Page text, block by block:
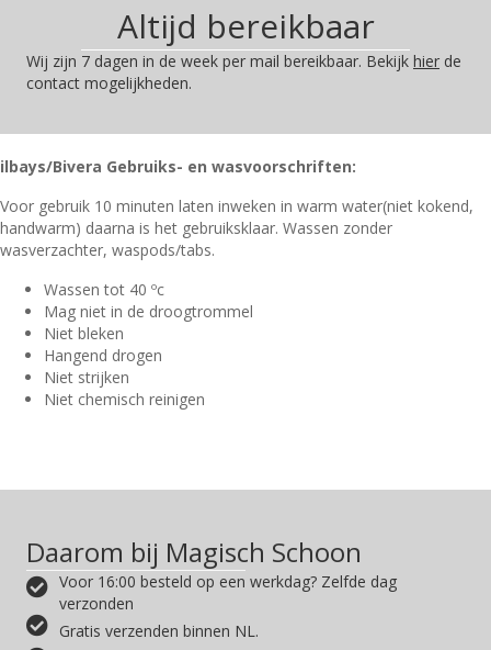
Altijd bereikbaar
Wij zijn 7 dagen in de week per mail bereikbaar. Bekijk hier de
contact mogelijkheden.
ilbays/Bivera Gebruiks- en wasvoorschriften:
Voor gebruik 10 minuten laten inweken in warm water(niet kokend,
handwarm) daarna is het gebruiksklaar. Wassen zonder
wasverzachter, waspods/tabs.
Wassen tot 40 ºc
Mag niet in de droogtrommel
Niet bleken
Hangend drogen
Niet strijken
Niet chemisch reinigen
Daarom bij Magisch Schoon
Voor 16:00 besteld op een werkdag? Zelfde dag
verzonden
Gratis verzenden binnen NL.